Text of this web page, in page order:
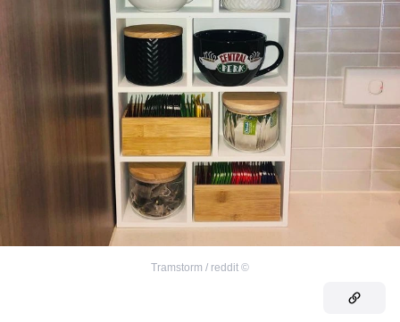
©
Tramstorm / reddit